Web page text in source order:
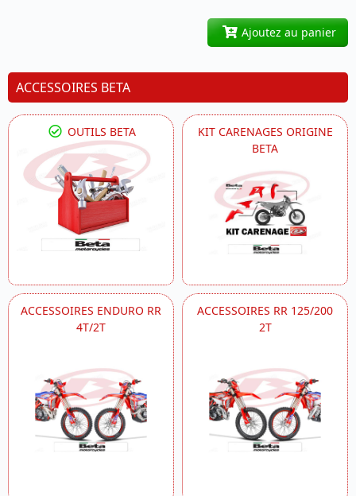
Ajoutez au panier
ACCESSOIRES BETA
OUTILS BETA
KIT CARENAGES ORIGINE
BETA
ACCESSOIRES ENDURO RR
4T/2T
ACCESSOIRES RR 125/200
2T